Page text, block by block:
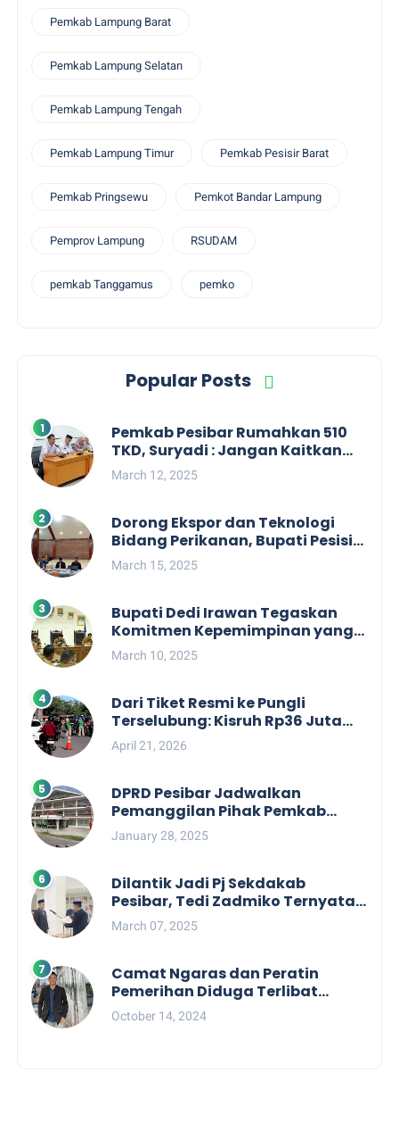
Pemkab Lampung Barat
Pemkab Lampung Selatan
Pemkab Lampung Tengah
Pemkab Lampung Timur Pemkab Pesisir Barat
Pemkab Pringsewu Pemkot Bandar Lampung
Pemprov Lampung RSUDAM
pemkab Tanggamus pemko
Popular Posts
Pemkab Pesibar Rumahkan 510
TKD, Suryadi : Jangan Kaitkan
Dengan Kepentingan Politik
March 12, 2025
Dorong Ekspor dan Teknologi
Bidang Perikanan, Bupati Pesisir
Barat Audiensi Terkait Sister City
March 15, 2025
Bupati Dedi Irawan Tegaskan
Komitmen Kepemimpinan yang
Berpihak kepada Masyarakat
dalam Rapat Koordinasi OPD
March 10, 2025
Dari Tiket Resmi ke Pungli
Terselubung: Kisruh Rp36 Juta
Pengelolaan Tiket Pantai
Labuhan Jukung
April 21, 2026
DPRD Pesibar Jadwalkan
Pemanggilan Pihak Pemkab
Terkait Nasib dan Status TKD di
Tahun 2025
January 28, 2025
Dilantik Jadi Pj Sekdakab
Pesibar, Tedi Zadmiko Ternyata
Punya Rekam Jejak Gemilang
March 07, 2025
Camat Ngaras dan Peratin
Pemerihan Diduga Terlibat
Politik Praktis, Mahasiswa
Pesibar Desak Bawaslu
October 14, 2024